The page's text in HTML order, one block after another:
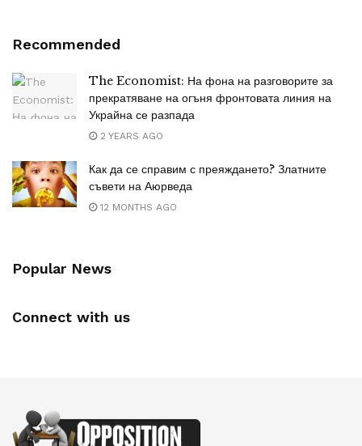
Recommended
The Economist: На фона на разговорите за
прекратяване на огъня фронтовата линия на
Украйна се разпада
2 YEARS AGO
Как да се справим с преяждането? Златните
съвети на Аюрведа
12 MONTHS AGO
Popular News
Connect with us